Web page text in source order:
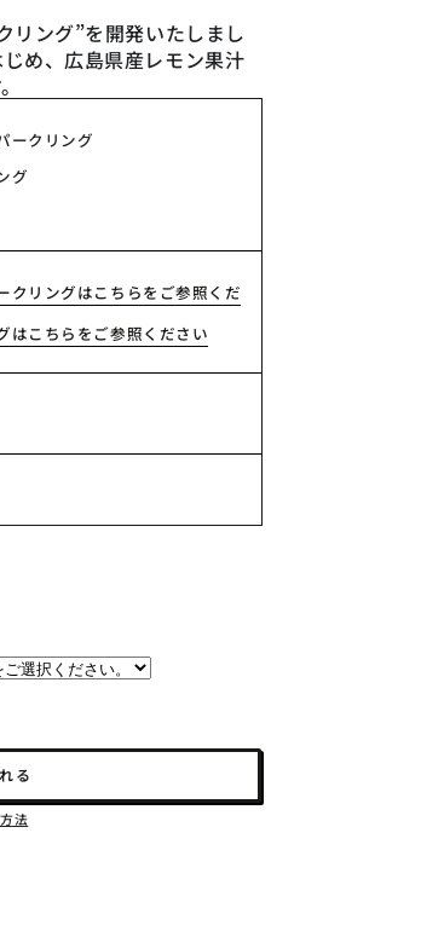
リング”を開発いたしまし
め、広島県産レモン果汁
パークリング
グ
クリングはこちらをご参照くだ
はこちらをご参照ください
る
法